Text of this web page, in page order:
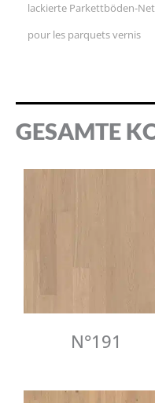
lackierte Parkettböden-
pour les parquets vernis
GESAMTE
N°191